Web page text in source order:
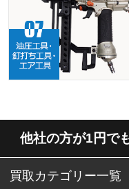
他社の方が1円で
買取カテゴリー一覧